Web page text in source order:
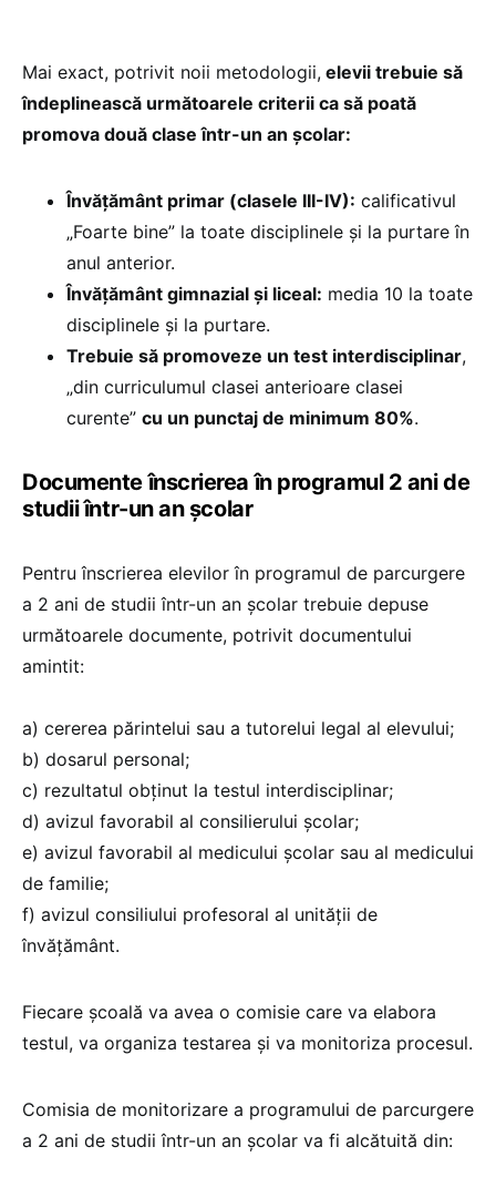
Mai exact, potrivit noii metodologii, elevii trebuie să
îndeplinească următoarele criterii ca să poată
promova două clase într-un an școlar:
Învățământ primar (clasele III-IV): calificativul
„Foarte bine” la toate disciplinele și la purtare în
anul anterior.
Învățământ gimnazial și liceal: media 10 la toate
disciplinele și la purtare.
Trebuie să promoveze un test interdisciplinar,
„din curriculumul clasei anterioare clasei
curente” cu un punctaj de minimum 80%.
Documente înscrierea în programul 2 ani de
studii într-un an școlar
Pentru înscrierea elevilor în programul de parcurgere
a 2 ani de studii într-un an şcolar trebuie depuse
următoarele documente, potrivit documentului
amintit:
a) cererea părintelui sau a tutorelui legal al elevului;
b) dosarul personal;
c) rezultatul obținut la testul interdisciplinar;
d) avizul favorabil al consilierului şcolar;
e) avizul favorabil al medicului şcolar sau al medicului
de familie;
f) avizul consiliului profesoral al unităţii de
învăţământ.
Fiecare școală va avea o comisie care va elabora
testul, va organiza testarea și va monitoriza procesul.
Comisia de monitorizare a programului de parcurgere
a 2 ani de studii într-un an şcolar va fi alcătuită din: